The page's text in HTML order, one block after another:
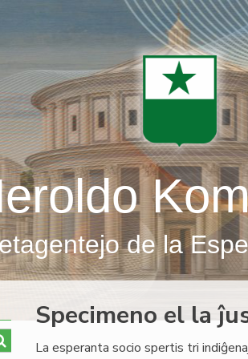
de la
Specimeno el la
La esperanta socio spertis tri